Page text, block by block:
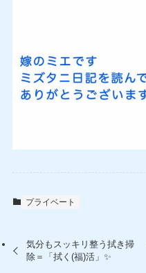
プライベート
気分もスッキリ整う拭き掃
除＝「拭く(福)活」✨